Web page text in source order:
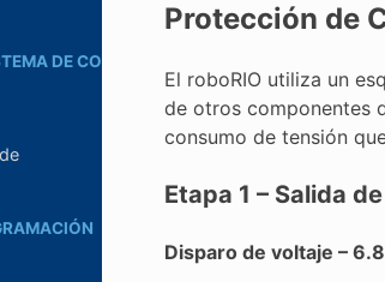
DE CONTROL
Protección de
El roboRIO utiliza un
de otros componentes
consumo de tensión
Etapa 1 – Salida
Disparo de voltaje –